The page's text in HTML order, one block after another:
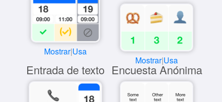
Mostrar|Usa
Mostrar|Usa
Entrada de texto Encuesta Anónima